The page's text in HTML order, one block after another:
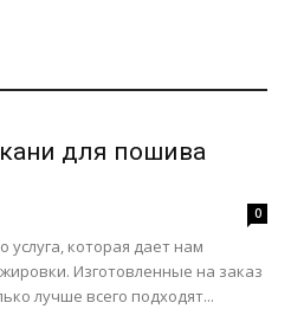
для пошива
0
которая дает нам
Изготовленные на заказ
лучше всего подходят...